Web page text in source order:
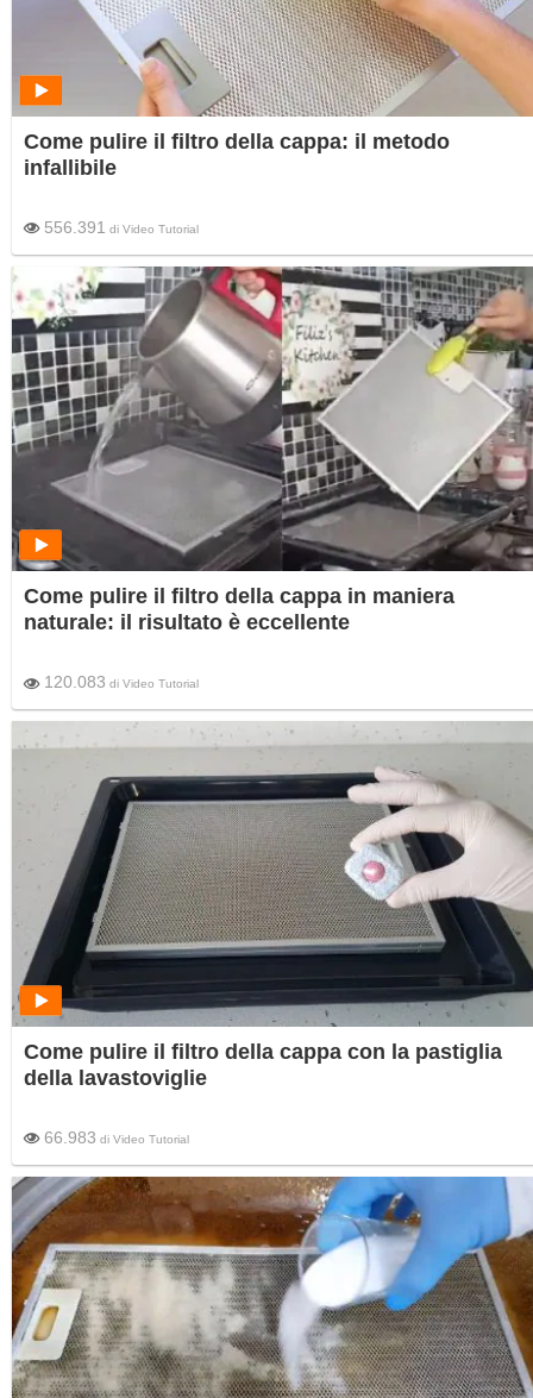
Come pulire il filtro della cappa: il metodo
infallibile
556.391 di Video Tutorial
Come pulire il filtro della cappa in maniera
naturale: il risultato è eccellente
120.083 di Video Tutorial
Come pulire il filtro della cappa con la pastiglia
della lavastoviglie
66.983 di Video Tutorial